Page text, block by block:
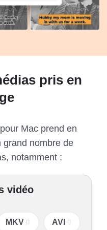
pris en
Mac prend en
grand nombre de
notamment :
vidéo
MKV AVI